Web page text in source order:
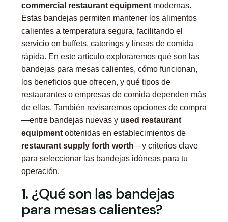
commercial restaurant equipment modernas.
Estas bandejas permiten mantener los alimentos
calientes a temperatura segura, facilitando el
servicio en buffets, caterings y líneas de comida
rápida. En este artículo exploraremos qué son las
bandejas para mesas calientes, cómo funcionan,
los beneficios que ofrecen, y qué tipos de
restaurantes o empresas de comida dependen más
de ellas. También revisaremos opciones de compra
—entre bandejas nuevas y used restaurant
equipment obtenidas en establecimientos de
restaurant supply forth worth—y criterios clave
para seleccionar las bandejas idóneas para tu
operación.
1. ¿Qué son las bandejas
para mesas calientes?